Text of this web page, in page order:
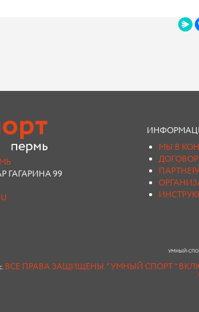
ГАГАРИНА 99
МЫ В
УМНЫЙ-
ВСЕ ПРАВА ЗАЩИЩЕНЫ."УМНЫЙ СПОРТ "